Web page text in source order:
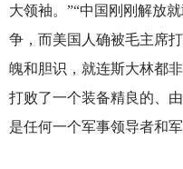
大领袖。”“中国刚刚解放
争，而美国人确被毛主席
魄和胆识，就连斯大林都
打败了一个装备精良的、
是任何一个军事领导者和